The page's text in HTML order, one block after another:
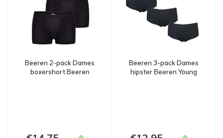
Beeren 2-pack Dames
boxershort Beeren
Beeren 3-pack Dames
hipster Beeren Young